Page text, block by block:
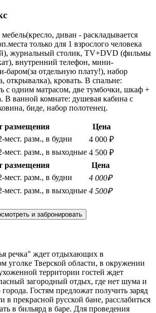
диван - раскладывается
только для 1 взрослого человека
журнальный столик, TV+DVD (фильмы
внутренний телефон, мини-
баром(за отдельную плату!), набор
открывалка), кровать. В спальне:
с одним матрасом, две тумбочки, шкаф +
В ванной комнате: душевая кабина с
биде, набор полотенец.
размещения
Цена
мест. разм., в будни
4 000 ₽
мест. разм., в выходные 4 500 ₽
размещения
Цена
мест. разм., в будни
4 000₽
мест. разм., в выходные 4 500₽
и забронировать
речка" ждет отдыхающих в
уголке Тверской области, в окружении
территории гостей ждет
загородный отдых, где нет шума и
Гостям предложат получить заряд
в прекрасной русской бане, расслабиться
в бильярд в баре. Для проведения